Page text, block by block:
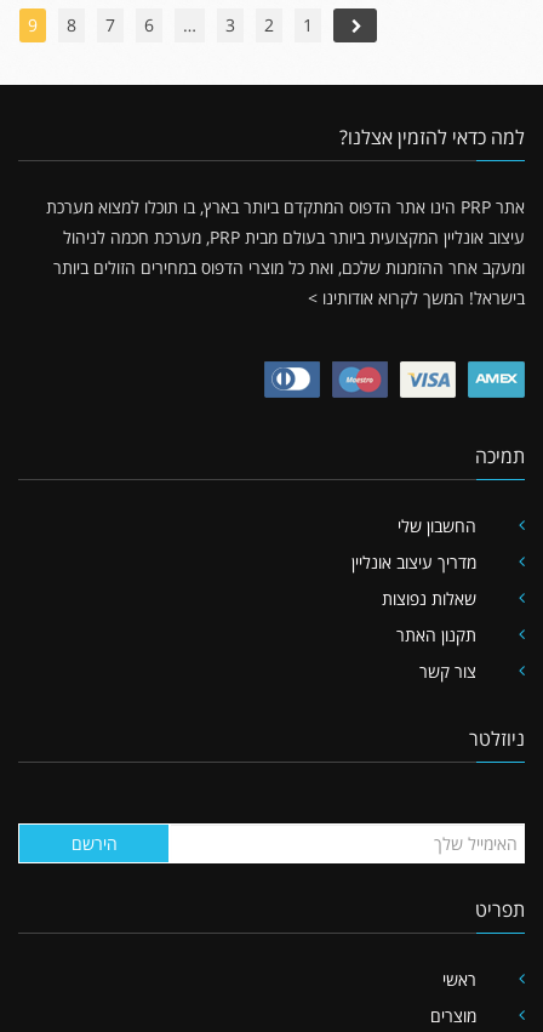
1
2
3
…
6
7
8
9
למה כדאי להזמין אצלנו?
אתר PRP הינו אתר הדפוס המתקדם ביותר בארץ, בו תוכלו למצוא מערכת
עיצוב אונליין המקצועית ביותר בעולם מבית PRP, מערכת חכמה לניהול
ומעקב אחר ההזמנות שלכם, ואת כל מוצרי הדפוס במחירים הזולים ביותר
בישראל! המשך לקרוא אודותינו >
תמיכה
החשבון שלי
מדריך עיצוב אונליין
שאלות נפוצות
תקנון האתר
צור קשר
ניוזלטר
הירשם
תפריט
ראשי
מוצרים